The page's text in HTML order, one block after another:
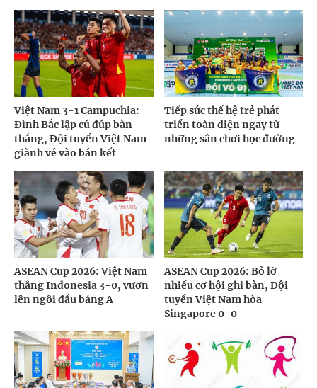
Việt Nam 3-1 Campuchia:
Đình Bắc lập cú đúp bàn
thắng, Đội tuyển Việt Nam
giành vé vào bán kết
Tiếp sức thế hệ trẻ phát
triển toàn diện ngay từ
những sân chơi học đường
ASEAN Cup 2026: Việt Nam
thắng Indonesia 3-0, vươn
lên ngôi đầu bảng A
ASEAN Cup 2026: Bỏ lỡ
nhiều cơ hội ghi bàn, Đội
tuyển Việt Nam hòa
Singapore 0-0